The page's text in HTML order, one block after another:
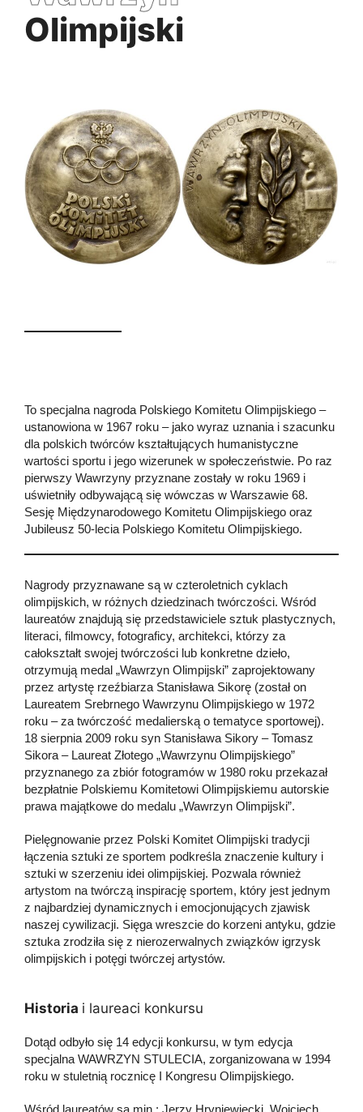
Olimpijski
To specjalna nagroda Polskiego Komitetu Olimpijskiego –
ustanowiona w 1967 roku – jako wyraz uznania i szacunku
dla polskich twórców kształtujących humanistyczne
wartości sportu i jego wizerunek w społeczeństwie. Po raz
pierwszy Wawrzyny przyznane zostały w roku 1969 i
uświetniły odbywającą się wówczas w Warszawie 68.
Sesję Międzynarodowego Komitetu Olimpijskiego oraz
Jubileusz 50-lecia Polskiego Komitetu Olimpijskiego.
Nagrody przyznawane są w czteroletnich cyklach
olimpijskich, w różnych dziedzinach twórczości. Wśród
laureatów znajdują się przedstawiciele sztuk plastycznych,
literaci, filmowcy, fotograficy, architekci, którzy za
całokształt swojej twórczości lub konkretne dzieło,
otrzymują medal „Wawrzyn Olimpijski” zaprojektowany
przez artystę rzeźbiarza Stanisława Sikorę (został on
Laureatem Srebrnego Wawrzynu Olimpijskiego w 1972
roku – za twórczość medalierską o tematyce sportowej).
18 sierpnia 2009 roku syn Stanisława Sikory – Tomasz
Sikora – Laureat Złotego „Wawrzynu Olimpijskiego”
przyznanego za zbiór fotogramów w 1980 roku przekazał
bezpłatnie Polskiemu Komitetowi Olimpijskiemu autorskie
prawa majątkowe do medalu „Wawrzyn Olimpijski”.
Pielęgnowanie przez Polski Komitet Olimpijski tradycji
łączenia sztuki ze sportem podkreśla znaczenie kultury i
sztuki w szerzeniu idei olimpijskiej. Pozwala również
artystom na twórczą inspirację sportem, który jest jednym
z najbardziej dynamicznych i emocjonujących zjawisk
naszej cywilizacji. Sięga wreszcie do korzeni antyku, gdzie
sztuka zrodziła się z nierozerwalnych związków igrzysk
olimpijskich i potęgi twórczej artystów.
Historia i laureaci konkursu
Dotąd odbyło się 14 edycji konkursu, w tym edycja
specjalna WAWRZYN STULECIA, zorganizowana w 1994
roku w stuletnią rocznicę I Kongresu Olimpijskiego.
Wśród laureatów są min.: Jerzy Hryniewiecki, Wojciech